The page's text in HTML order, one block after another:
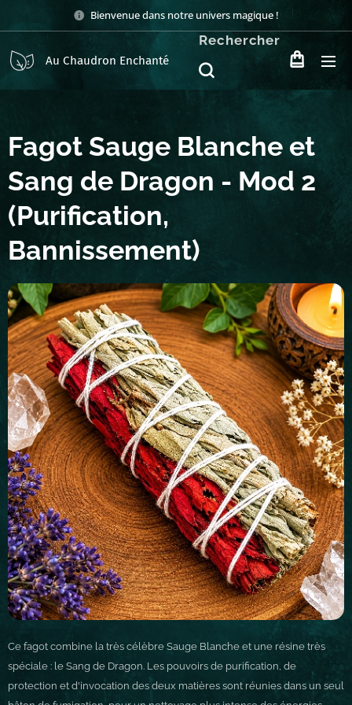
Bienvenue dans notre univers magique !
Au Chaudron Enchanté
Rechercher
Fagot Sauge Blanche et
Sang de Dragon - Mod 2
(Purification,
Bannissement)
Ce fagot combine la très célèbre Sauge Blanche et une résine très
spéciale : le Sang de Dragon. Les pouvoirs de purification, de
protection et d'invocation des deux matières sont réunies dans un seul